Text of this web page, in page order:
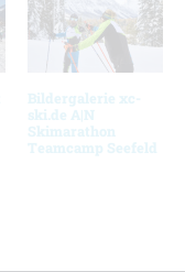
Bildergalerie xc-
ski.de A|N
Skimarathon
Teamcamp Seefeld